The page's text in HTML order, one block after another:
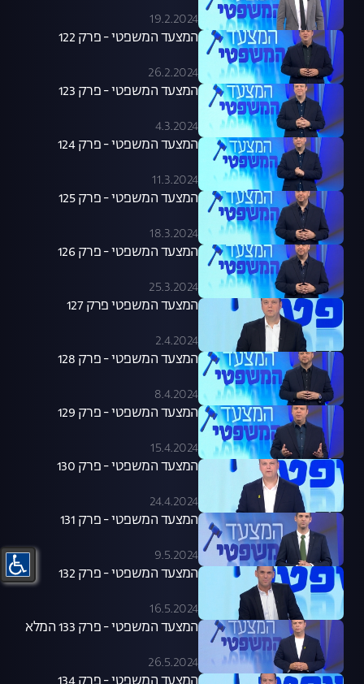
19.2.2024
המצעד המשפטי - פרק 122
26.2.2024
המצעד המשפטי - פרק 123
4.3.2024
המצעד המשפטי - פרק 124
11.3.2024
המצעד המשפטי - פרק 125
18.3.2024
המצעד המשפטי - פרק 126
25.3.2024
המצעד המשפטי פרק 127
2.4.2024
המצעד המשפטי - פרק 128
8.4.2024
המצעד המשפטי - פרק 129
15.4.2024
המצעד המשפטי - פרק 130
24.4.2024
המצעד המשפטי - פרק 131
9.5.2024
המצעד המשפטי - פרק 132
16.5.2024
המצעד המשפטי - פרק 133 המלא
26.5.2024